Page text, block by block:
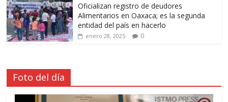
Oficializan registro de deudores
Alimentarios en Oaxaca; es la segunda
entidad del país en hacerlo
enero 28, 2025 0
Foto del día